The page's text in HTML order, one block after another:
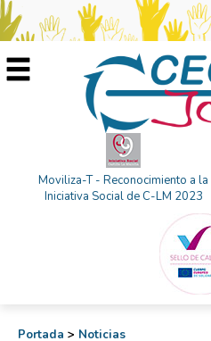
Moviliza-T - Reconocimiento a la
Iniciativa Social de C-LM 2023
Portada > Noticias